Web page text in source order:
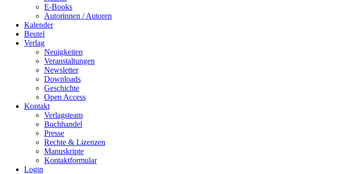
E-Books
Autorinnen / Autoren
Kalender
Beutel
Verlag
Neuigkeiten
Veranstaltungen
Newsletter
Downloads
Geschichte
Open Access
Kontakt
Verlagsteam
Buchhandel
Presse
Rechte & Lizenzen
Manuskripte
Kontaktformular
Login